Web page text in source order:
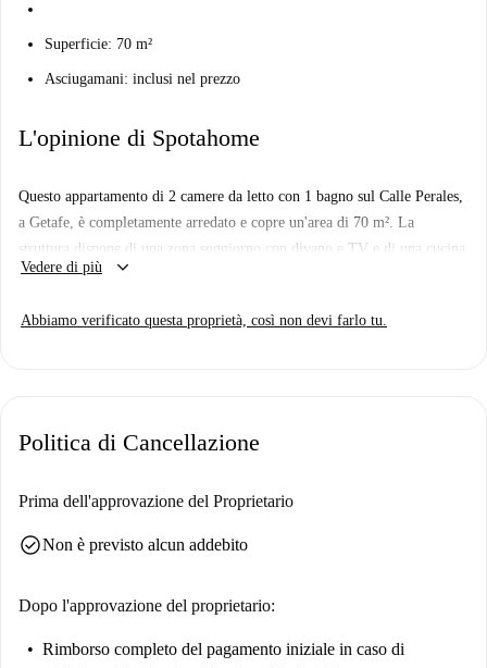
Superficie: 70 m²
Asciugamani: inclusi nel prezzo
L'opinione di Spotahome
Questo appartamento di 2 camere da letto con 1 bagno sul Calle Perales,
a Getafe, è completamente arredato e copre un'area di 70 m². La
struttura dispone di una zona soggiorno con divano e TV e di una cucina
completamente attrezzata con tavolo da pranzo.
Vedere di più keyboard_arrow_down
Abbiamo verificato questa proprietà, così non devi farlo tu.
Politica di Cancellazione
Prima dell'approvazione del Proprietario
check_circleNon è previsto alcun addebito
Dopo l'approvazione del proprietario:
Rimborso completo del pagamento iniziale in caso di